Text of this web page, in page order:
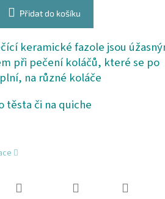
Přidat do košíku
keramické fazole jsou
při pečení koláčů, které se po
na různé koláče
těsta či na quiche